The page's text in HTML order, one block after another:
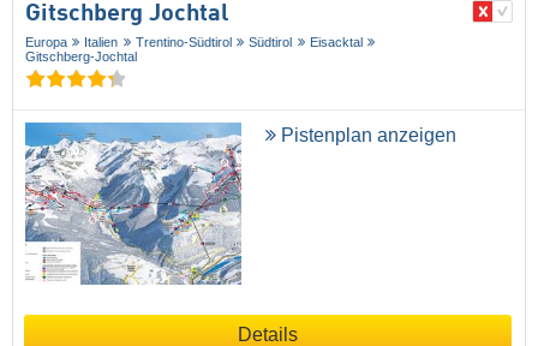
Gitschberg Jochtal
Europa Italien Trentino-Südtirol Südtirol
Eisacktal
Gitschberg-Jochtal
Pistenplan anzeigen
Details